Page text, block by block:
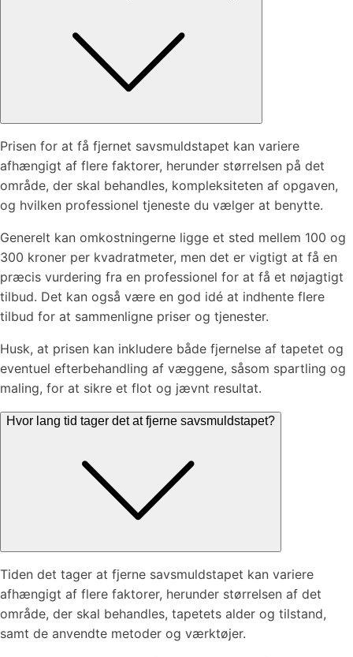
Prisen for at få fjernet savsmuldstapet kan variere
afhængigt af flere faktorer, herunder størrelsen på det
område, der skal behandles, kompleksiteten af opgaven,
og hvilken professionel tjeneste du vælger at benytte.
Generelt kan omkostningerne ligge et sted mellem 100 og
300 kroner per kvadratmeter, men det er vigtigt at få en
præcis vurdering fra en professionel for at få et nøjagtigt
tilbud. Det kan også være en god idé at indhente flere
tilbud for at sammenligne priser og tjenester.
Husk, at prisen kan inkludere både fjernelse af tapetet og
eventuel efterbehandling af væggene, såsom spartling og
maling, for at sikre et flot og jævnt resultat.
Hvor lang tid tager det at fjerne savsmuldstapet?
Tiden det tager at fjerne savsmuldstapet kan variere
afhængigt af flere faktorer, herunder størrelsen af det
område, der skal behandles, tapetets alder og tilstand,
samt de anvendte metoder og værktøjer.